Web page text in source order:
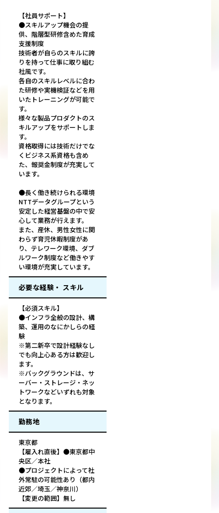
【社員サポート】
●スキルアップ機会の提
供、階層型研修含めた育成
支援制度
技術者が自らのスキルに誇
りを持って仕事に取り組む
社風です。
各自のスキルレベルに合わ
た研修や実機検証などを用
いたトレーニングが可能で
す。
様々な製品プロダクトのス
キルアップをサポートしま
す。
資格取得には技術だけでな
くビジネス系資格も含め
た、報奨金制度が充実して
います。
●長く働き続けられる環境
NTTデータグループという
安定した経営基盤の中で安
心して業務が行えます。
また、産休、男性女性に関
わらず育児休暇制度があ
り、テレワーク環境、ダブ
ルワーク制度など働きやす
い環境が充実しています。
必要な経験・ スキル
【必須スキル】
●インフラ全般の設計、構
築、運用のなにかしらの経
験
※第二新卒で設計経験なし
でも向上心ある方は歓迎し
ます。
※バックグラウンドは、サ
ーバー・ストレージ・ネッ
トワークなどいずれも対象
となります。
勤務地
東京都
【雇入れ直後】●東京都中
央区／本社
●プロジェクトによって社
外常駐の可能性あり（都内
近郊／埼玉／神奈川）
【変更の範囲】無し